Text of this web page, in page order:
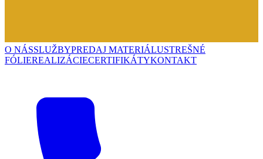
O NÁSSLUŽBYPREDAJ MATERIÁLUSTREŠNÉ
FÓLIEREALIZÁCIECERTIFIKÁTYKONTAKT